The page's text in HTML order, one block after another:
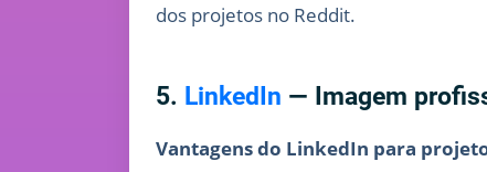
dos projetos no Reddit.
5. LinkedIn — Imagem
Vantagens do LinkedIn para